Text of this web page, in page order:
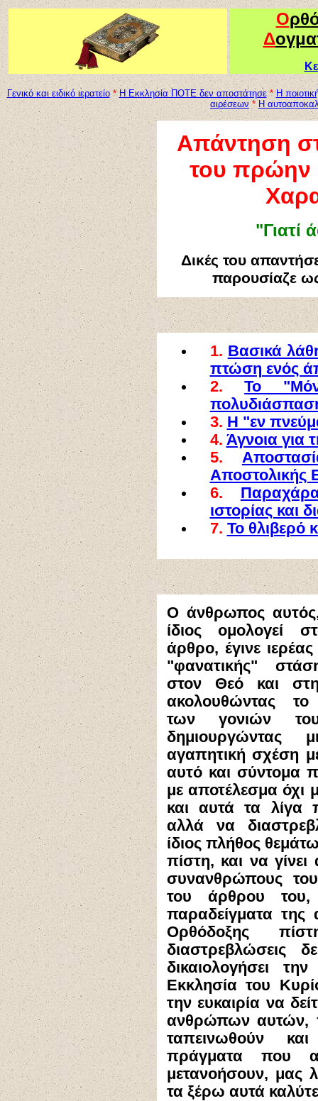
Ο
Δ
Γενικό και ειδικό ιερατείο* Η Εκκλησία ΠΟΤΕ δεν αποστάτησε * Η
αιρέσεων * Η
Απάντηση
του πρώην
"Γιατί
Δικές του
παρουσίαζε
1. Βασικά
πτώση ενός
2.Το
3. Η "εν
4. Άγνοια για
5.
Αποστολικής
6.
ιστορίας και
7. Το θλιβερό
Ο άνθρωπος
ίδιος ομολογεί
άρθρο, έγινε
"φανατικής"
στον Θεό και
ακολουθώντας το
των γονιών
δημιουργώντας
αγαπητική σχέση
αυτό και σύντομα
με αποτέλεσμα όχι
και αυτά τα λίγα
αλλά να
ίδιος πλήθος
πίστη, και να
συνανθρώπους
του άρθρου
παραδείγματα της
Ορθόδοξης
διαστρεβλώσεις
δικαιολογήσει
Εκκλησία του
την ευκαιρία να
ανθρώπων αυτών,
ταπεινωθούν
πράγματα που
μετανοήσουν, μας
τα ξέρω αυτά